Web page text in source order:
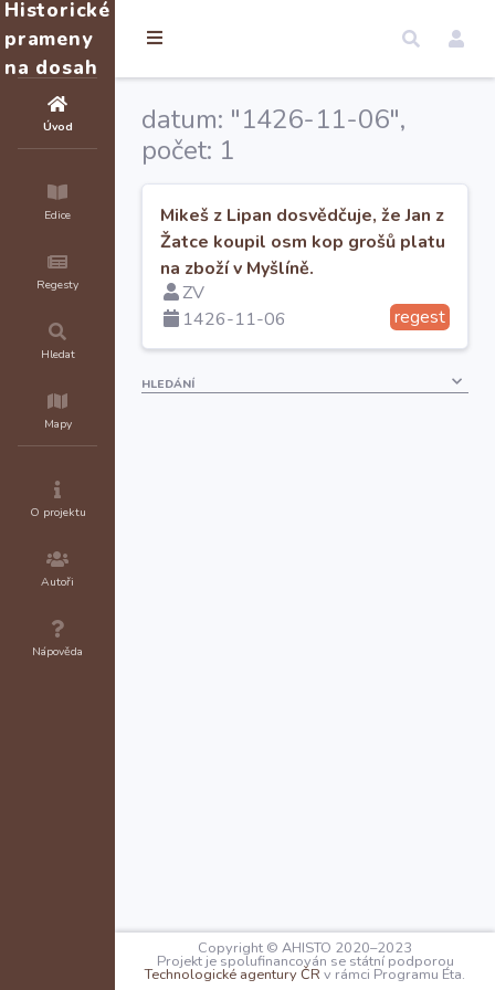
Historické
prameny
na dosah
Úvod
Edice
Regesty
Hledat
Mapy
O projektu
Autoři
Nápověda
datum: "1426-11-06",
počet: 1
Mikeš z Lipan dosvědčuje, že Jan z
Žatce koupil osm kop grošů platu
na zboží v Myšlíně.
ZV
1426-11-06
regest
HLEDÁNÍ
Copyright © AHISTO 2020–2023
Projekt je spolufinancován se státní podporou
Technologické agentury ČR v rámci Programu Éta.